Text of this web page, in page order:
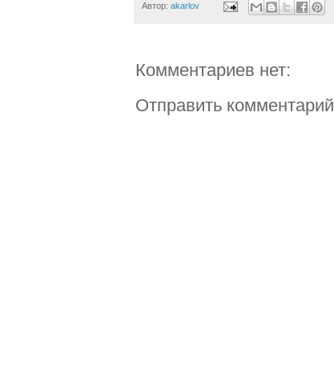
Автор: akarlov
Комментариев нет:
Отправить комментарий